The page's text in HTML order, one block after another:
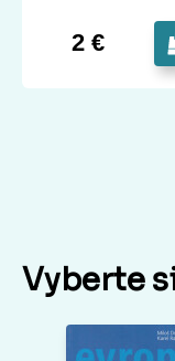
2 €
Vyberte